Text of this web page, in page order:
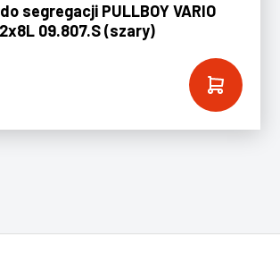
segregacji PULLBOY VARIO
09.807.S (szary)